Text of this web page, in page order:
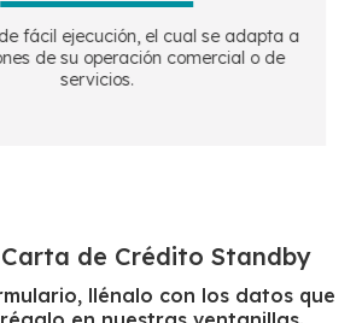
fácil ejecución, el cual se adapta a
de su operación comercial o de
servicios.
de Crédito Standby
llénalo con los datos que